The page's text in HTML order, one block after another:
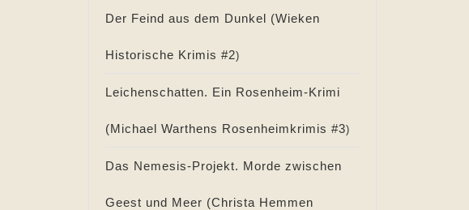
Der Feind aus dem Dunkel (Wieken
Historische Krimis #2)
Leichenschatten. Ein Rosenheim-Krimi
(Michael Warthens Rosenheimkrimis #3)
Das Nemesis-Projekt. Morde zwischen
Geest und Meer (Christa Hemmen